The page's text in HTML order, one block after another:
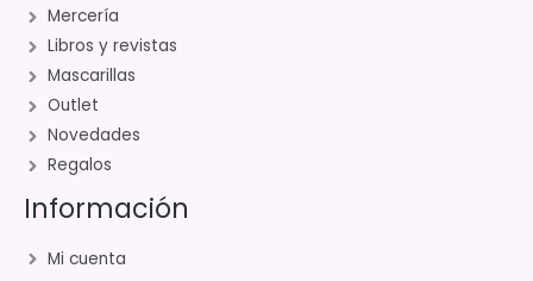
Mercería
Libros y revistas
Mascarillas
Outlet
Novedades
Regalos
Información
Mi cuenta